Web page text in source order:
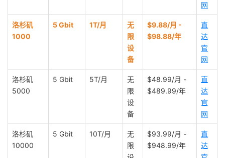
网
洛杉矶
1000
5 Gbit 1T/月
无
限
设
备
$9.88/月 -
$98.88/年
直
达
官
网
洛杉矶
5000
5 Gbit 5T/月
无
限
设
备
$48.99/月 -
$489.99/年
直
达
官
网
洛杉矶
10000
5 Gbit 10T/月
无
限
$93.99/月 -
$948.99/年
直
达